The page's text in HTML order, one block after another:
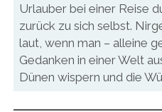
Urlauber bei einer Reise
zurück zu sich selbst.
laut, wenn man – alleine
Gedanken in einer Welt
Dünen wispern und die